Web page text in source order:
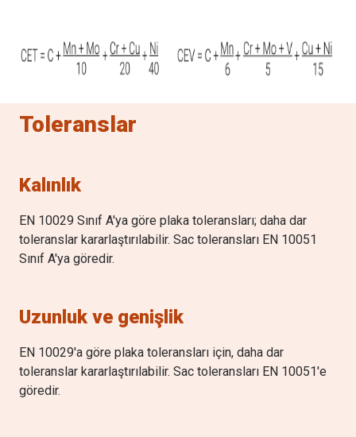
Mo
)
B
0.005
0.35 (0.57)
Toleranslar
Kalınlık
EN 10029 Sınıf A'ya göre plaka toleransları; daha dar
toleranslar kararlaştırılabilir. Sac toleransları EN 10051
Sınıf A'ya göredir.
Uzunluk ve genişlik
EN 10029'a göre plaka toleransları için, daha dar
toleranslar kararlaştırılabilir. Sac toleransları EN 10051'e
göredir.